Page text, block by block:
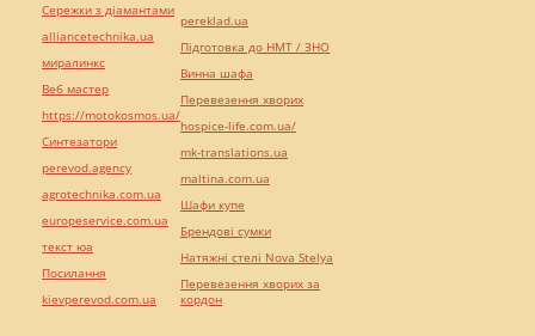
Сережки з діамантами
alliancetechnika.ua
миралинкс
Веб мастер
https://motokosmos.ua/
Синтезатори
perevod.agency
agrotechnika.com.ua
europeservice.com.ua
текст юа
Посилання
kievperevod.com.ua
pereklad.ua
Підготовка до НМТ / ЗНО
Винна шафа
Перевезення хворих
hospice-life.com.ua/
mk-translations.ua
maltina.com.ua
Шафи купе
Брендові сумки
Натяжні стелі Nova Stelya
Перевезення хворих за
кордон